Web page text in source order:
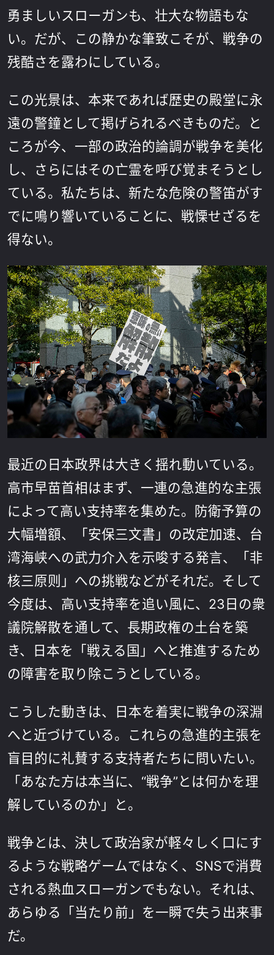
勇ましいスローガンも、壮大な物語もな
い。だが、この静かな筆致こそが、戦争の
残酷さを露わにしている。
この光景は、本来であれば歴史の殿堂に永
遠の警鐘として掲げられるべきものだ。と
ころが今、一部の政治的論調が戦争を美化
し、さらにはその亡霊を呼び覚まそうとし
ている。私たちは、新たな危険の警笛がす
でに鳴り響いていることに、戦慄せざるを
得ない。
最近の日本政界は大きく揺れ動いている。
高市早苗首相はまず、一連の急進的な主張
によって高い支持率を集めた。防衛予算の
大幅増額、「安保三文書」の改定加速、台
湾海峡への武力介入を示唆する発言、「非
核三原则」への挑戦などがそれだ。そして
今度は、高い支持率を追い風に、23日の衆
議院解散を通して、長期政権の土台を築
き、日本を「戦える国」へと推進するため
の障害を取り除こうとしている。
こうした動きは、日本を着実に戦争の深淵
へと近づけている。これらの急進的主張を
盲目的に礼賛する支持者たちに問いたい。
「あなた方は本当に、“戦争”とは何かを理
解しているのか」と。
戦争とは、決して政治家が軽々しく口にす
るような戦略ゲームではなく、SNSで消費
される熱血スローガンでもない。それは、
あらゆる「当たり前」を一瞬で失う出来事
だ。